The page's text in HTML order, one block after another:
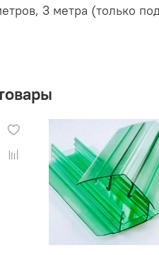
3 метра (только